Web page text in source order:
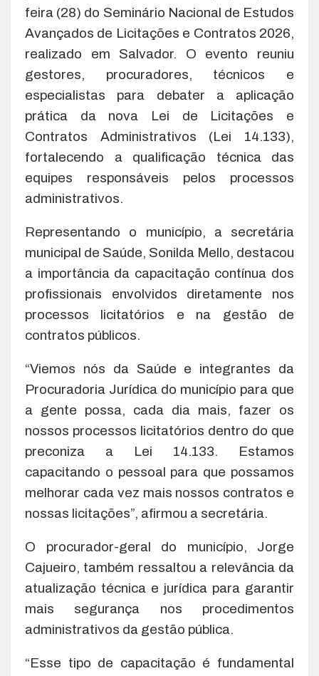
feira (28) do Seminário Nacional de Estudos
Avançados de Licitações e Contratos 2026,
realizado em Salvador. O evento reuniu
gestores, procuradores, técnicos e
especialistas para debater a aplicação
prática da nova Lei de Licitações e
Contratos Administrativos (Lei 14.133),
fortalecendo a qualificação técnica das
equipes responsáveis pelos processos
administrativos.
Representando o município, a secretária
municipal de Saúde, Sonilda Mello, destacou
a importância da capacitação contínua dos
profissionais envolvidos diretamente nos
processos licitatórios e na gestão de
contratos públicos.
“Viemos nós da Saúde e integrantes da
Procuradoria Jurídica do município para que
a gente possa, cada dia mais, fazer os
nossos processos licitatórios dentro do que
preconiza a Lei 14.133. Estamos
capacitando o pessoal para que possamos
melhorar cada vez mais nossos contratos e
nossas licitações”, afirmou a secretária.
O procurador-geral do município, Jorge
Cajueiro, também ressaltou a relevância da
atualização técnica e jurídica para garantir
mais segurança nos procedimentos
administrativos da gestão pública.
“Esse tipo de capacitação é fundamental